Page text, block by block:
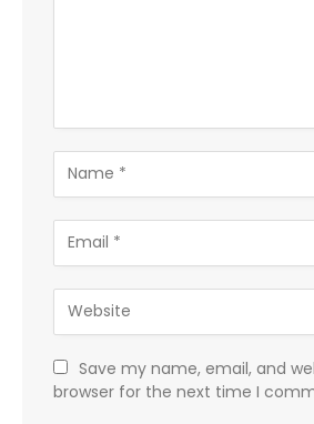
Save my name, email, and
browser for the next time I